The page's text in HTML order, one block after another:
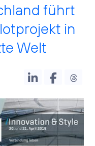
führt
in
Welt